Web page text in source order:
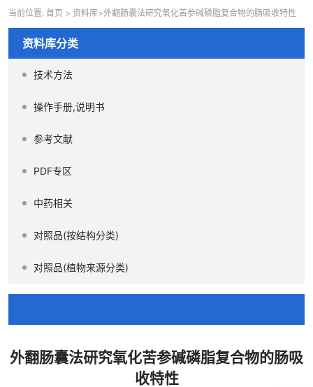
当前位置: 首页 > 资料库>外翻肠囊法研究氧化苦参碱磷脂复合物的肠吸收特性
资料库分类
技术方法
操作手册,说明书
参考文献
PDF专区
中药相关
对照品(按结构分类)
对照品(植物来源分类)
外翻肠囊法研究氧化苦参碱磷脂复合物的肠吸
收特性